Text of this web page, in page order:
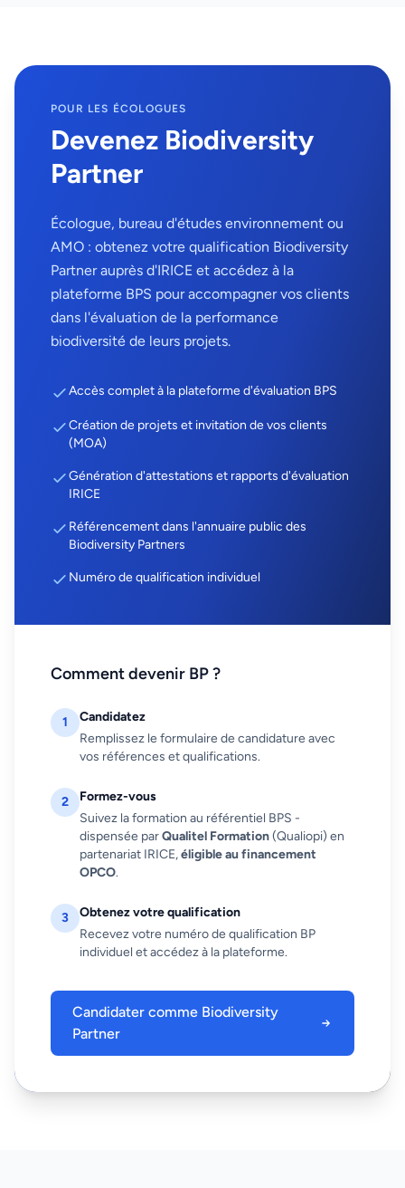
POUR LES ÉCOLOGUES
Devenez Biodiversity
Partner
Écologue, bureau d'études environnement ou
AMO : obtenez votre qualification Biodiversity
Partner auprès d'IRICE et accédez à la
plateforme BPS pour accompagner vos clients
dans l'évaluation de la performance
biodiversité de leurs projets.
Accès complet à la plateforme d'évaluation BPS
Création de projets et invitation de vos clients
(MOA)
Génération d'attestations et rapports d'évaluation
IRICE
Référencement dans l'annuaire public des
Biodiversity Partners
Numéro de qualification individuel
Comment devenir BP ?
1
Candidatez
Remplissez le formulaire de candidature avec
vos références et qualifications.
2
Formez-vous
Suivez la formation au référentiel BPS -
dispensée parQualitel Formation(Qualiopi) en
partenariat IRICE,éligible au financement
OPCO.
3
Obtenez votre qualification
Recevez votre numéro de qualification BP
individuel et accédez à la plateforme.
Candidater comme Biodiversity
Partner